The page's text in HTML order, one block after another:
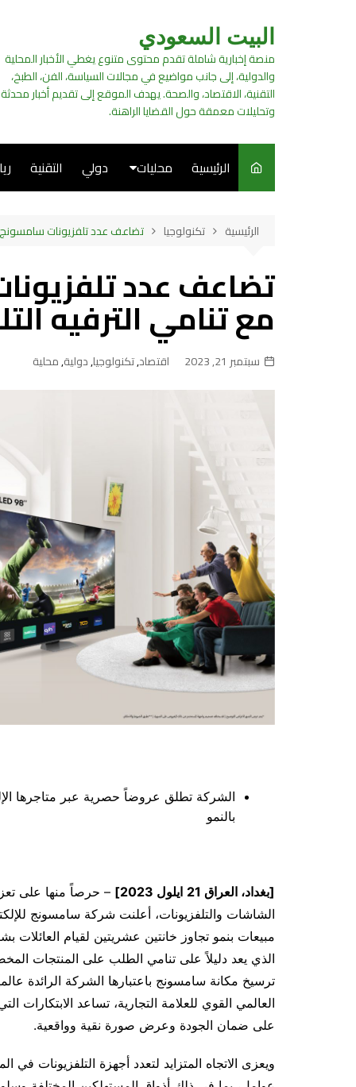
البيت السعودي
منصة إخبارية شاملة تقدم محتوى متنوع يغطي الأخبار المحلية
والدولية، إلى جانب مواضيع في مجالات السياسة، الفن، الطبخ،
التقنية، الاقتصاد، والصحة. يهدف الموقع إلى تقديم أخبار محدثة
وتحليلات معمقة حول القضايا الراهنة.
الرئيسية محليات
طبخ
دولي التقنية
الرئيسية تكنولوجيا تضاعف عدد تلفزيونات سامسونج
تضاعف عدد
مع تنامي الترفيه
سبتمبر 21, 2023 اقتصاد,تكنولوجيا,دولية,محلية
الشركة تطلق عروضاً حصرية عبر متاجرها
بالنمو
[بغداد، العراق 21 ايلول 2023]
– حرصاً منها على
الشاشات والتلفزيونات، أعلنت شركة سامسونج
مبيعات بنمو تجاوز خانتين عشريتين لقيام العائلات
الذي يعد دليلاً على تنامي الطلب على المنتجات
العالمي القوي للعلامة التجارية، تساعد الابتكارات
على ضمان الجودة وعرض صورة نقية وواقعية.
ويعزى الاتجاه المتزايد لتعدد أجهزة التلفزيونات